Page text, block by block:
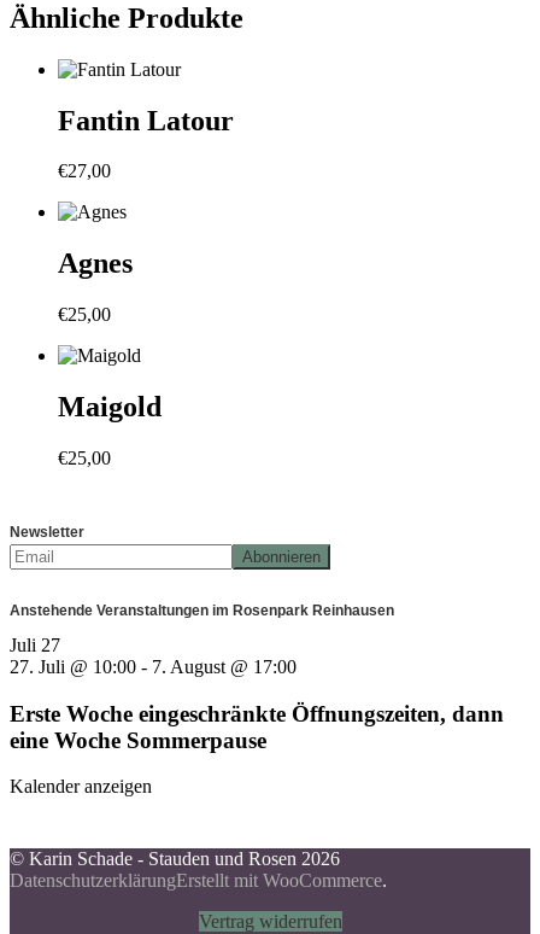
Ähnliche Produkte
Fantin Latour
€27,00
Agnes
€25,00
Maigold
€25,00
Newsletter
Anstehende Veranstaltungen im Rosenpark Reinhausen
Juli 27
27. Juli @ 10:00 - 7. August @ 17:00
Erste Woche eingeschränkte Öffnungszeiten, dann
eine Woche Sommerpause
Kalender anzeigen
© Karin Schade - Stauden und Rosen 2026
DatenschutzerklärungErstellt mit WooCommerce.
Vertrag widerrufen